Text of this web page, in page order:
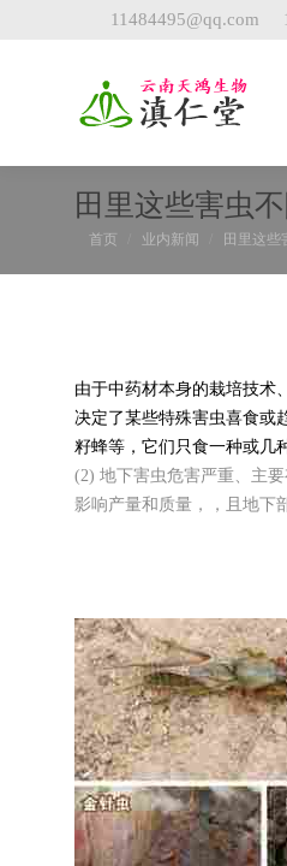
11484495@qq.com
田里这些害虫
您在这里：
首页 业内新闻 田里这些
由于中药材本身的栽培技术
决定了某些特殊害虫喜食或
籽蜂等，它们只食一种或几
(2) 地下害虫危害严重、主
影响产量和质量，，且地下